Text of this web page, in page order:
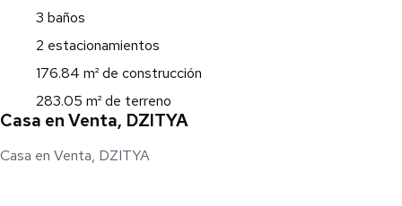
3 baños
2 estacionamientos
176.84 m² de construcción
283.05 m² de terreno
Casa en Venta, DZITYA
Casa en Venta, DZITYA